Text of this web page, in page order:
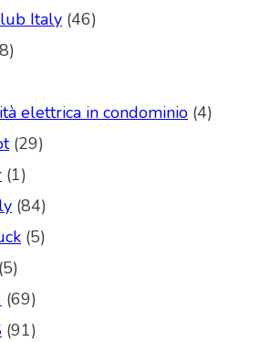
Italy (46)
elettrica in condominio (4)
(29)
(1)
(84)
(5)
(5)
(69)
(91)